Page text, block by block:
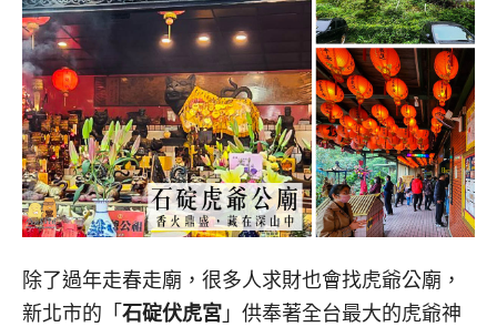
除了過年走春走廟，很多人求財也會找虎爺公廟，
新北市的「 石碇伏虎宮 」供奉著全台最大的虎爺神